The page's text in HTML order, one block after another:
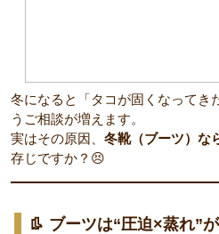
冬になると「タコが固くなって
うご相談が増えます。
実はその原因、 冬靴（ブーツ）な
存じですか？😣
👢 ブーツは“圧迫×蒸れ”